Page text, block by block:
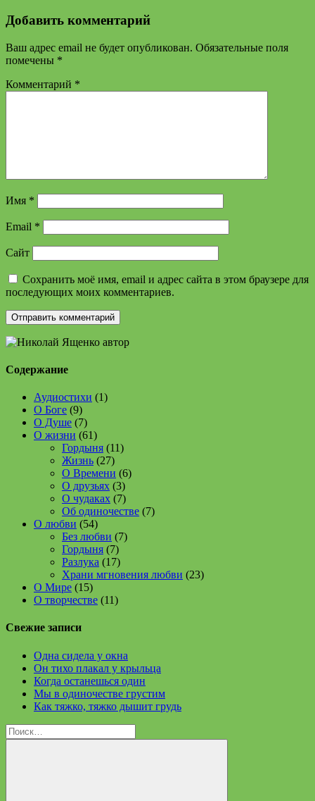
Добавить комментарий
Ваш адрес email не будет опубликован. Обязательные поля
помечены *
Комментарий *
Имя *
Email *
Сайт
Сохранить моё имя, email и адрес сайта в этом браузере для
последующих моих комментариев.
Содержание
Аудиостихи (1)
О Боге (9)
О Душе (7)
О жизни (61)
Гордыня (11)
Жизнь (27)
О Времени (6)
О друзьях (3)
О чудаках (7)
Об одиночестве (7)
О любви (54)
Без любви (7)
Гордыня (7)
Разлука (17)
Храни мгновения любви (23)
О Мире (15)
О творчестве (11)
Свежие записи
Одна сидела у окна
Он тихо плакал у крыльца
Когда останешься один
Мы в одиночестве грустим
Как тяжко, тяжко дышит грудь
Найти: